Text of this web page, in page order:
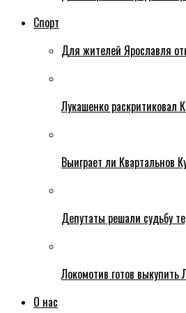
Спорт
Для жителей Ярославля
Лукашенко раскритиковал
Выиграет ли Квартальнов
Депутаты решали судьбу
Локомотив готов
О нас